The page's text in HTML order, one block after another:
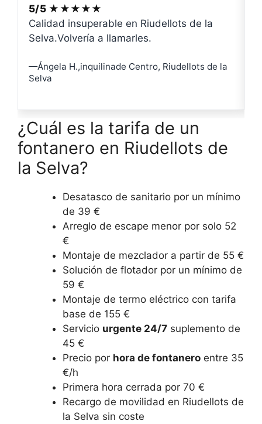
5/5 ★★★★★
Calidad insuperable en Riudellots de la
Selva.Volvería a llamarles.
—Ángela H.,inquilinade Centro, Riudellots de la
Selva
¿Cuál es la tarifa de un
fontanero en Riudellots de
la Selva?
Desatasco de sanitario por un mínimo
de 39 €
Arreglo de escape menor por solo 52
€
Montaje de mezclador a partir de 55 €
Solución de flotador por un mínimo de
59 €
Montaje de termo eléctrico con tarifa
base de 155 €
Servicio urgente 24/7suplemento de
45 €
Precio por hora de fontaneroentre 35
€/h
Primera hora cerrada por 70 €
Recargo de movilidad en Riudellots de
la Selva sin coste